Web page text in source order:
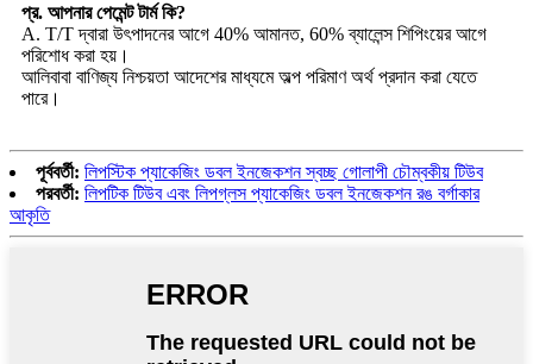
প্র. আপনার পেমেন্ট টার্ম কি?
A. T/T দ্বারা উৎপাদনের আগে 40% আমানত, 60% ব্যালেন্স শিপিংয়ের আগে
পরিশোধ করা হয়।
আলিবাবা বাণিজ্য নিশ্চয়তা আদেশের মাধ্যমে অল্প পরিমাণ অর্থ প্রদান করা যেতে
পারে।
পূর্ববর্তী: লিপস্টিক প্যাকেজিং ডবল ইনজেকশন স্বচ্ছ গোলাপী চৌম্বকীয় টিউব
পরবর্তী: লিপটিক টিউব এবং লিপগ্লস প্যাকেজিং ডবল ইনজেকশন রঙ বর্গাকার
আকৃতি